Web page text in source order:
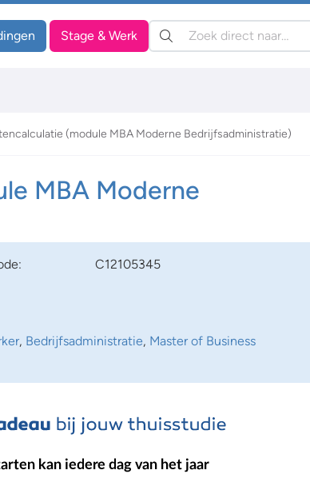
Stage & Werk Zoeken:
(module MBA Moderne Bedrijfsadministratie)
MBA Moderne
C12105345
, Bedrijfsadministratie, Master of Business